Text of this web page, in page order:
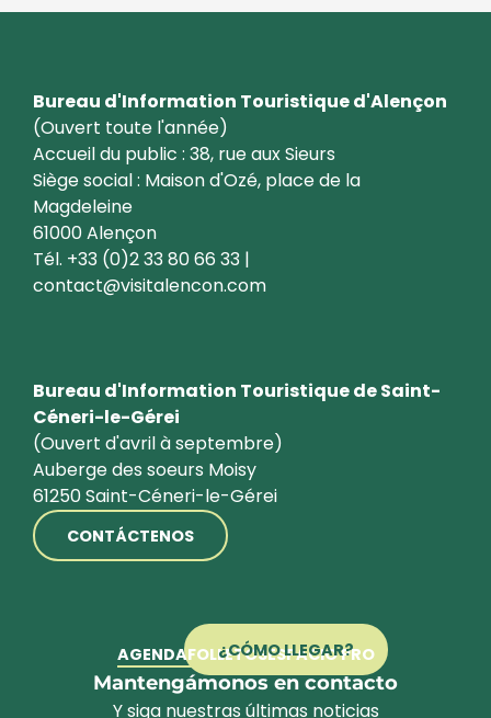
Bureau d'Information Touristique d'Alençon
(Ouvert toute l'année)
Accueil du public : 38, rue aux Sieurs
Siège social : Maison d'Ozé, place de la
Magdeleine
61000 Alençon
Tél. +33 (0)2 33 80 66 33 |
contact@visitalencon.com
Bureau d'Information Touristique de Saint-
Céneri-le-Gérei
(Ouvert d'avril à septembre)
Auberge des soeurs Moisy
61250 Saint-Céneri-le-Gérei
CONTÁCTENOS
¿CÓMO LLEGAR?
AGENDAFOLLETOSESPACIO PRO
Mantengámonos en contacto
Y siga nuestras últimas noticias